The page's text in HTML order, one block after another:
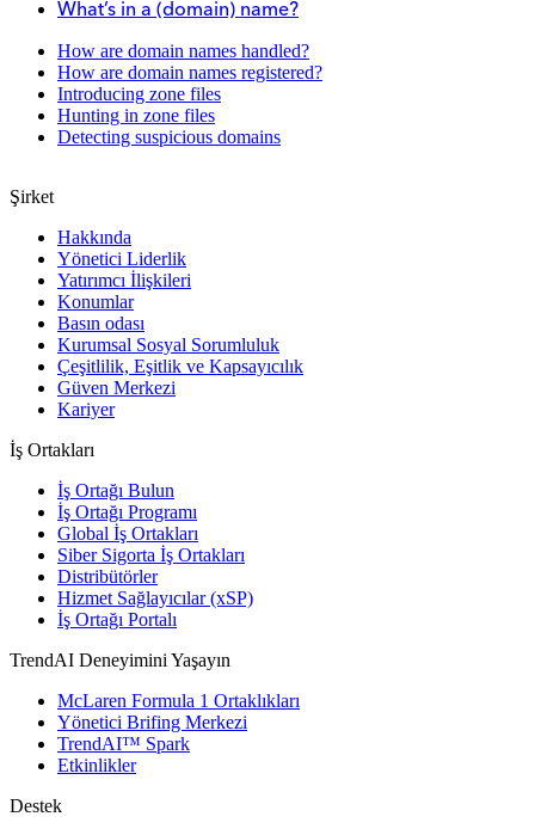
What’s in a (domain) name?
How are domain names handled?
How are domain names registered?
Introducing zone files
Hunting in zone files
Detecting suspicious domains
Şirket
Hakkında
Yönetici Liderlik
Yatırımcı İlişkileri
Konumlar
Basın odası
Kurumsal Sosyal Sorumluluk
Çeşitlilik, Eşitlik ve Kapsayıcılık
Güven Merkezi
Kariyer
İş Ortakları
İş Ortağı Bulun
İş Ortağı Programı
Global İş Ortakları
Siber Sigorta İş Ortakları
Distribütörler
Hizmet Sağlayıcılar (xSP)
İş Ortağı Portalı
TrendAI Deneyimini Yaşayın
McLaren Formula 1 Ortaklıkları
Yönetici Brifing Merkezi
TrendAI™ Spark
Etkinlikler
Destek